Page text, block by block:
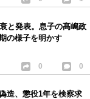
と発表。息子の髙嶋政
の様子を明かす
0 0
造、懲役1年を検察求